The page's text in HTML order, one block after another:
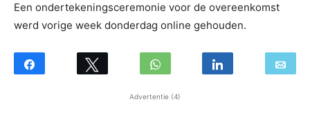
Een ondertekeningsceremonie voor de overeenkomst
werd vorige week donderdag online gehouden.
Advertentie (4)